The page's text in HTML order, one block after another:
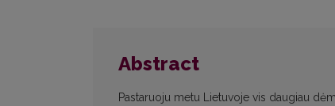
Abstract
Pastaruoju metu Lietuvoje vis daugiau